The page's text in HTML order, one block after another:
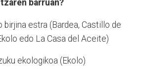
barruan?
birjina estra (Bardea, Castillo de
edo La Casa del Aceite)
ekologikoa (Ekolo)